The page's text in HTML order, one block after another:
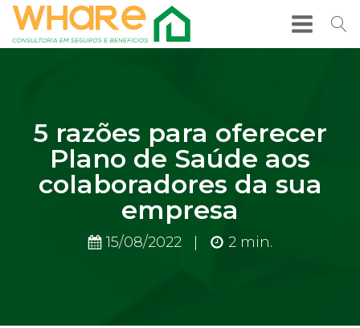
5 razões para oferecer
Plano de Saúde aos
colaboradores da sua
empresa
15/08/2022 2 min.